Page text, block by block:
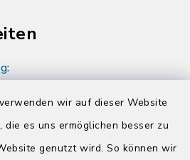
wir auf dieser Website
die es uns ermöglichen besser zu
genutzt wird. So können wir